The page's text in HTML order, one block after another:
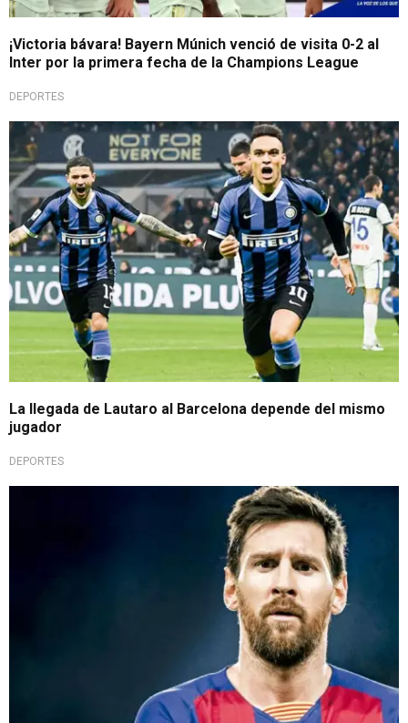
¡Victoria bávara! Bayern Múnich venció de visita 0-2 al
Inter por la primera fecha de la Champions League
DEPORTES
La llegada de Lautaro al Barcelona depende del mismo
jugador
DEPORTES